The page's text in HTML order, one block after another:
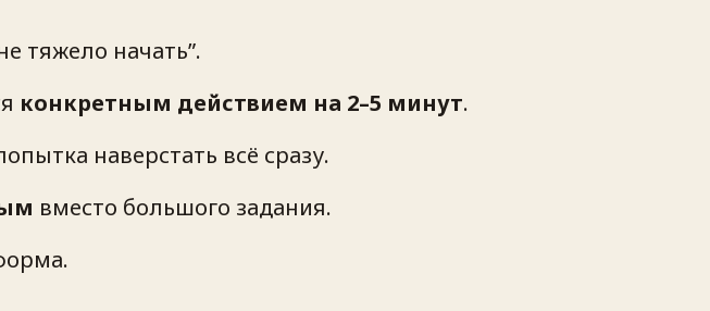
тяжело начать”.
конкретным действием на 2–5 минут.
наверстать всё сразу.
вместо большого задания.